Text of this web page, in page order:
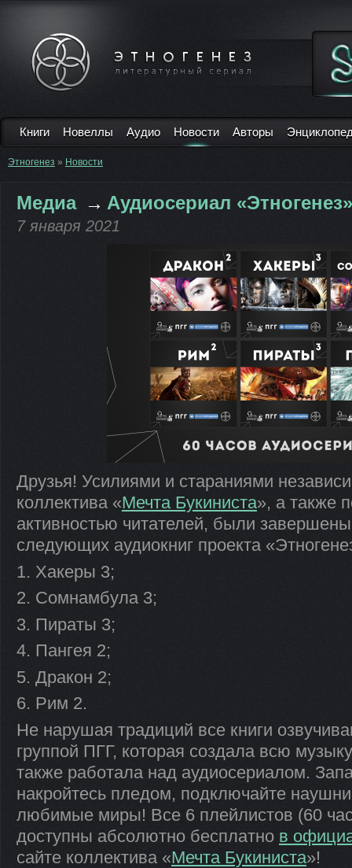
Книги Новеллы Аудио Новости Авторы
Этногенез » Новости
Медиа → Аудиосериал «Этногенез»
7 января 2021
Друзья! Усилиями и стараниями
коллектива «Мечта Букиниста», а также
активностью читателей, были
следующих аудиокниг проекта
1. Хакеры 3;
2. Сомнамбула 3;
3. Пираты 3;
4. Пангея 2;
5. Дракон 2;
6. Рим 2.
Не нарушая традиций все книги
группой ПГГ, которая создала всю
также работала над аудиосериалом.
накройтесь пледом, подключайте
любимые миры! Все 6 плейлистов (60
доступны абсолютно бесплатно в
сайте коллектива «Мечта Букиниста»!